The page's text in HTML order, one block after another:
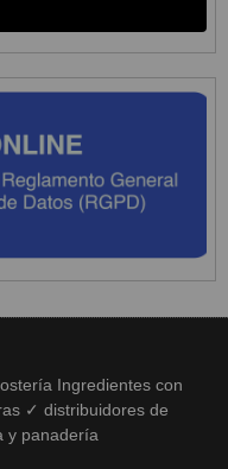
Ingredientes con
✓ distribuidores de
y panadería